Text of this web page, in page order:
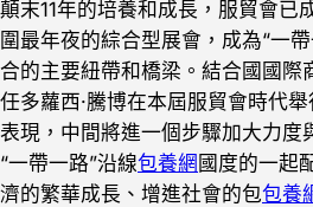
顛末11年的培養和成長，服貿會已
圍最年夜的綜合型展會，成為“一
合的主要紐帶和橋梁。結合國國際
任多蘿西·騰博在本屆服貿會時代
表現，中間將進一個步驟加大力度
“一帶一路”沿線包養網 國度的一起
濟的繁華成長、增進社會的包包養